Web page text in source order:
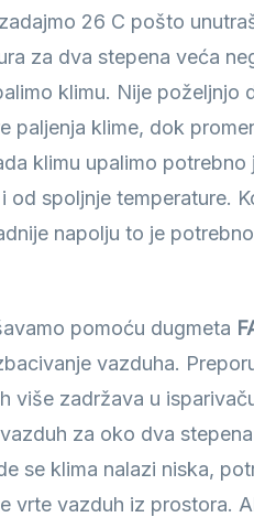
26 C pošto
za dva stepena veća
klimu. Nije poželjnjo
paljenja klime, dok
klimu upalimo
spoljnje temperature.
napolju to je
pomoću dugmeta
vazduha.
više zadržava u
za oko dva
se klima nalazi niska,
vrte vazduh iz prostora.